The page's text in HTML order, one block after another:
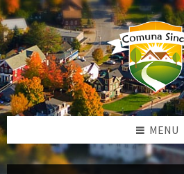
Skip
to
content
Skip
to
footer
MENU